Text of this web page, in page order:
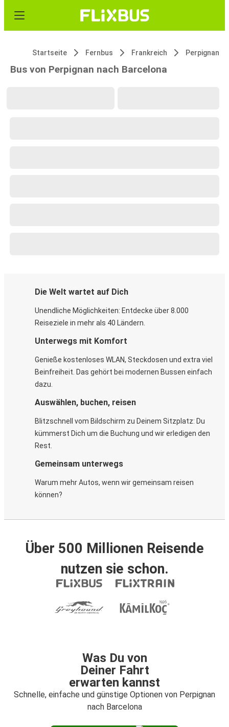
Startseite Fernbus Frankreich Perpignan
Bus von Perpignan nach Barcelona
Die Welt wartet auf Dich
Unendliche Möglichkeiten: Entdecke über 8.000
Reiseziele in mehr als 40 Ländern.
Unterwegs mit Komfort
Genieße kostenloses WLAN, Steckdosen und extra viel
Beinfreiheit. Das gehört bei modernen Bussen einfach
dazu.
Auswählen, buchen, reisen
Blitzschnell vom Bildschirm zu Deinem Sitzplatz: Du
kümmerst Dich um die Buchung und wir erledigen den
Rest.
Gemeinsam unterwegs
Warum mehr Autos, wenn wir gemeinsam reisen
können?
Über 500 Millionen Reisende
nutzen sie schon.
Was Du von
Deiner Fahrt
erwarten kannst
Schnelle, einfache und günstige Optionen von Perpignan
nach Barcelona